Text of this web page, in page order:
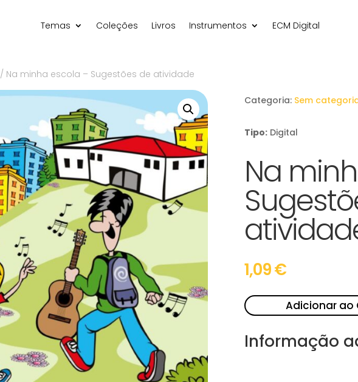
Temas Coleções Livros Instrumentos ECM Digital
/ Na minha escola – Sugestões de atividade
Categoria: Sem
Tipo: Digital
Na
1,09€
Adicionar ao
Informação